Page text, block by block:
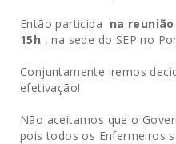
Então participa na
15h , na sede do SEP no
Conjuntamente iremos
efetivação!
Não aceitamos que o
pois todos os Enfermeiros